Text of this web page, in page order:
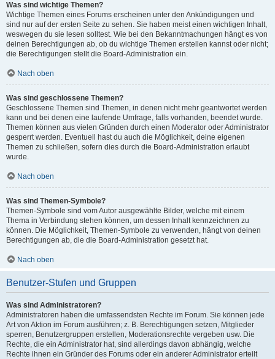
Was sind wichtige Themen?
Wichtige Themen eines Forums erscheinen unter den Ankündigungen und
sind nur auf der ersten Seite zu sehen. Sie haben meist einen wichtigen Inhalt,
weswegen du sie lesen solltest. Wie bei den Bekanntmachungen hängt es von
deinen Berechtigungen ab, ob du wichtige Themen erstellen kannst oder nicht;
die Berechtigungen stellt die Board-Administration ein.
Nach oben
Was sind geschlossene Themen?
Geschlossene Themen sind Themen, in denen nicht mehr geantwortet werden
kann und bei denen eine laufende Umfrage, falls vorhanden, beendet wurde.
Themen können aus vielen Gründen durch einen Moderator oder Administrator
gesperrt werden. Eventuell hast du auch die Möglichkeit, deine eigenen
Themen zu schließen, sofern dies durch die Board-Administration erlaubt
wurde.
Nach oben
Was sind Themen-Symbole?
Themen-Symbole sind vom Autor ausgewählte Bilder, welche mit einem
Thema in Verbindung stehen können, um dessen Inhalt kennzeichnen zu
können. Die Möglichkeit, Themen-Symbole zu verwenden, hängt von deinen
Berechtigungen ab, die die Board-Administration gesetzt hat.
Nach oben
Benutzer-Stufen und Gruppen
Was sind Administratoren?
Administratoren haben die umfassendsten Rechte im Forum. Sie können jede
Art von Aktion im Forum ausführen; z. B. Berechtigungen setzen, Mitglieder
sperren, Benutzergruppen erstellen, Moderationsrechte vergeben usw. Die
Rechte, die ein Administrator hat, sind allerdings davon abhängig, welche
Rechte ihnen ein Gründer des Forums oder ein anderer Administrator erteilt